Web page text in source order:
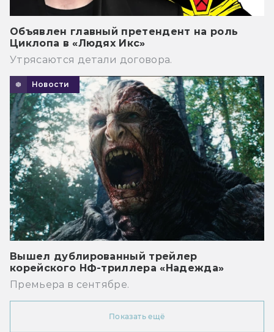
Объявлен главный претендент на роль
Циклопа в «Людях Икс»
Утрясаются детали договора.
Новости
Вышел дублированный трейлер
корейского НФ-триллера «Надежда»
Премьера в сентябре.
Показать ещё